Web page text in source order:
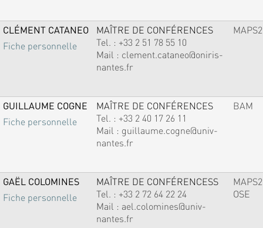
CLÉMENT CATANEO
Fiche personnelle
MAÎTRE DE CONFÉRENCES
Tel. : +33 2 51 78 55 10
Mail : clement.cataneo@oniris-
nantes.fr
MAPS2
GUILLAUME COGNE
Fiche personnelle
MAÎTRE DE CONFÉRENCES
Tel. : +33 2 40 17 26 11
Mail : guillaume.cogne@univ-
nantes.fr
BAM
GAËL COLOMINES
Fiche personnelle
MAÎTRE DE CONFÉRENCESS
Tel. : +33 2 72 64 22 24
Mail : ael.colomines@univ-
nantes.fr
MAPS2
OSE